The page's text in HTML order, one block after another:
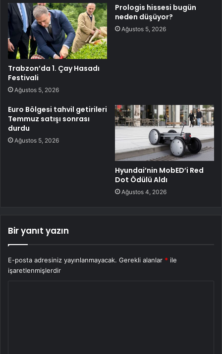
Trabzon’da 1. Çay Hasadı
Festivali
Ağustos 5, 2026
Prologis hissesi bugün
neden düşüyor?
Ağustos 5, 2026
Euro Bölgesi tahvil getirileri
Temmuz satışı sonrası
durdu
Ağustos 5, 2026
Hyundai’nin MobED’i Red
Dot Ödülü Aldı
Ağustos 4, 2026
Bir yanıt yazın
E-posta adresiniz yayınlanmayacak. Gerekli alanlar * ile
işaretlenmişlerdir